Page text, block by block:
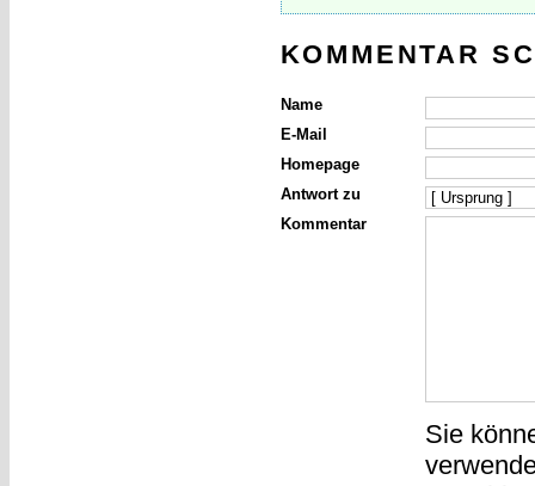
KOMMENTAR
Name
E-Mail
Homepage
Antwort zu
Kommentar
Sie